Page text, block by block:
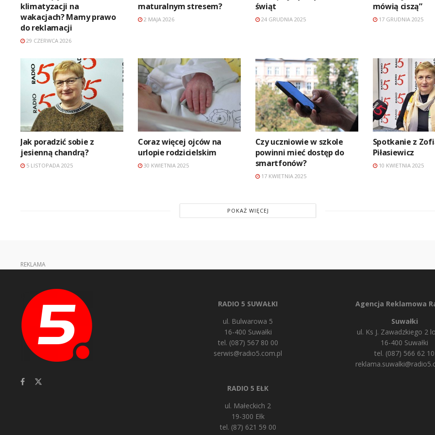
klimatyzacji na
wakacjach? Mamy prawo
do reklamacji
29 CZERWCA 2026
maturalnym stresem?
2 MAJA 2026
świąt
24 GRUDNIA 2025
mówią ciszą”
17 GRUDNIA 2025
Jak poradzić sobie z
jesienną chandrą?
5 LISTOPADA 2025
Coraz więcej ojców na
urlopie rodzicielskim
30 KWIETNIA 2025
Czy uczniowie w szkole
powinni mieć dostęp do
smartfonów?
17 KWIETNIA 2025
Spotkanie z
Piłasiewicz
10 KWIETNIA 2025
POKAŻ WIĘCEJ
REKLAMA
RADIO 5 SUWAŁKI
ul. Bulwarowa 5
16-400 Suwałki
tel. (087) 567 80 00
serwis@radio5.com.pl
RADIO 5 EŁK
ul. Małeckich 2
19-300 Ełk
tel. (87) 621 59 00
Agencja Reklamowa
Suwałki
ul. Ks J. Zawadzkiego 2
16-400 Suwałki
tel. (087) 566 62 10